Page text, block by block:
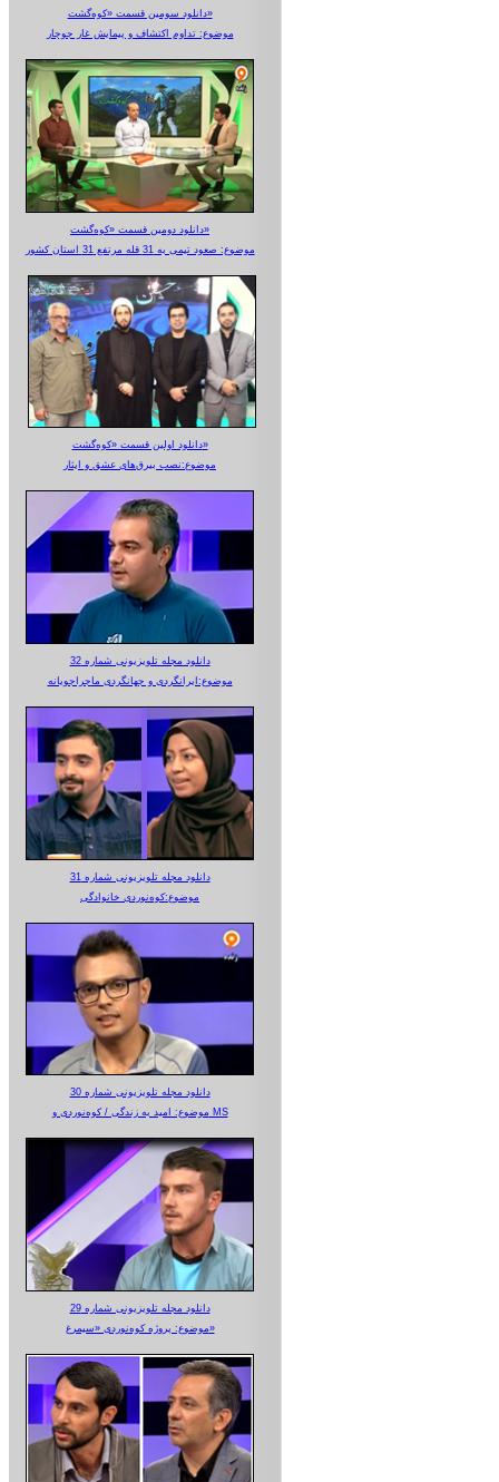
دانلود سومین قسمت «کوه‌گشت»
موضوع: تداوم اکتشاف و پیمایش غار جوجار
دانلود دومین قسمت «کوه‌گشت»
موضوع: صعود تیمی به 31 قله مرتفع 31 استان کشور
دانلود اولین قسمت «کوه‌گشت»
موضوع:نصب بیرق‌های عشق و ایثار
دانلود مجله تلویزیونی شماره 32
موضوع:ایرانگردی و جهانگردی ماجراجویانه
دانلود مجله تلویزیونی شماره 31
موضوع:کوه‌نوردی خانوادگی
دانلود مجله تلویزیونی شماره 30
موضوع: امید به زندگی / کوه‌نوردی و MS
دانلود مجله تلویزیونی شماره 29
موضوع: پروژه کوه‌نوردی «سیمرغ»